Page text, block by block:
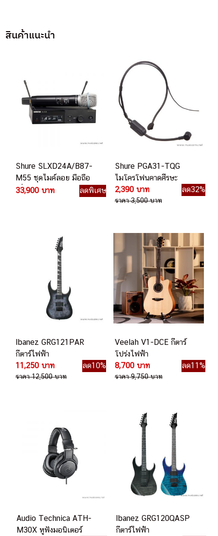
สินค้าแนะนำ
Shure SLXD24A/B87-
M55 ชุดไมค์ลอย มือถือ
เดี่ยว ย่าน UHF
33,900 บาท ลดพิเศษ
Shure PGA31-TQG
ไมโครโฟนคาดศีรษะ
2,390 บาท
ลด32%
ราคา 3,500 บาท
Ibanez GRG121PAR
กีตาร์ไฟฟ้า
11,250 บาท
ลด10%
ราคา 12,500 บาท
Veelah V1-DCE กีตาร์
โปร่งไฟฟ้า
8,700 บาท
ลด11%
ราคา 9,750 บาท
Audio Technica ATH-
M30X หูฟังมอนิเตอร์
Ibanez GRG120QASP
กีตาร์ไฟฟ้า